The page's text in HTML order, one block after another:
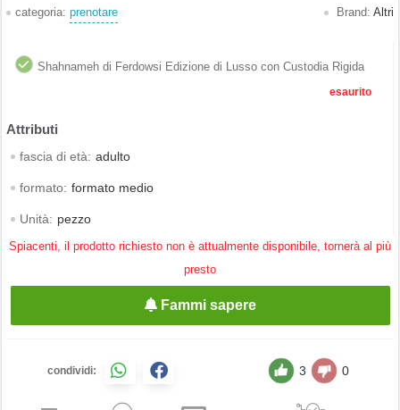
categoria: prenotare Brand: Altri
Shahnameh di Ferdowsi Edizione di Lusso con Custodia Rigida
esaurito
fascia di età: adulto
formato: formato medio
Unità: pezzo
Spiacenti, il prodotto richiesto non è attualmente disponibile, tornerà al più
presto
Fammi sapere
condividi: 3 0